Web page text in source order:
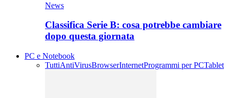
News
Classifica Serie B: cosa potrebbe cambiare
dopo questa giornata
PC e Notebook
TuttiAntiVirusBrowserInternetProgrammi per PCTablet